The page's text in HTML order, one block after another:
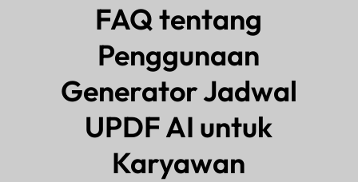
FAQ tentang
Penggunaan
Generator Jadwal
UPDF AI untuk
Karyawan